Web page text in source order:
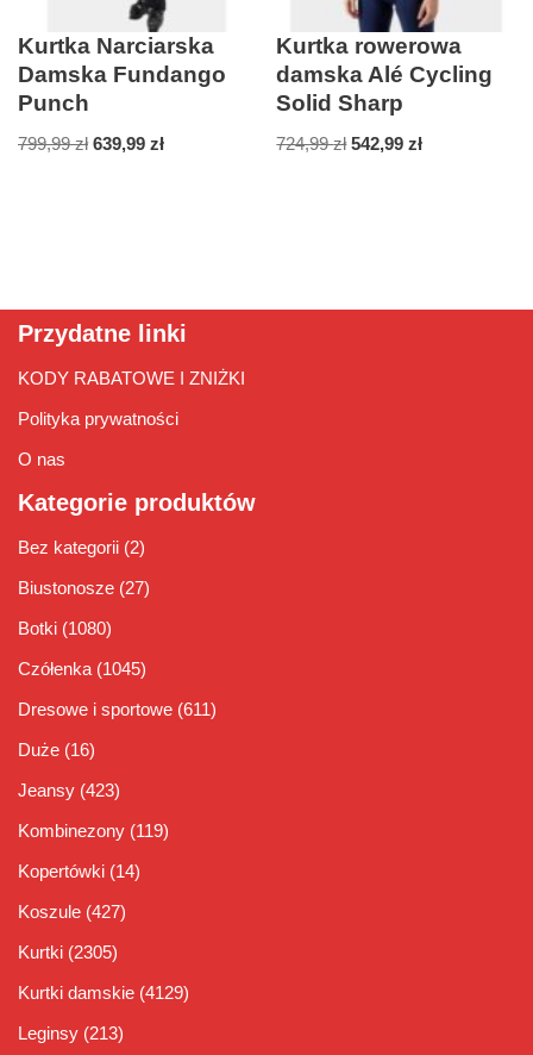
Kurtka Narciarska
Damska Fundango
Punch
799,99zł 639,99 zł
Kurtka rowerowa
damska Alé Cycling
Solid Sharp
724,99zł 542,99zł
Przydatne linki
KODY RABATOWE I ZNIŻKI
Polityka prywatności
O nas
Kategorie produktów
Bez kategorii (2)
Biustonosze (27)
Botki (1080)
Czółenka (1045)
Dresowe i sportowe (611)
Duże (16)
Jeansy (423)
Kombinezony (119)
Kopertówki (14)
Koszule (427)
Kurtki (2305)
Kurtki damskie (4129)
Leginsy (213)